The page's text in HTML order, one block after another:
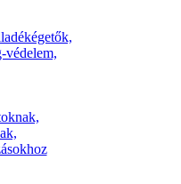
védelem,